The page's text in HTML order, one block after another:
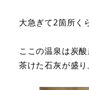
大急ぎて2箇所く
ここの温泉は炭
茶けた石灰が盛り